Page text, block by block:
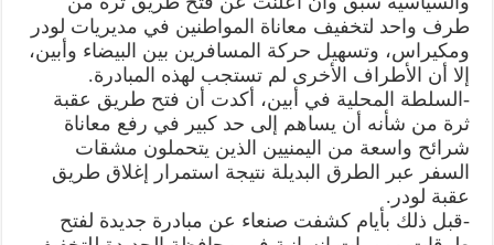
طرف واحد لتخفيف معاناة المواطنين في مديريات لودر
ومكيراس، وتسهيل حركة المسافرين بين البيضاء وأبين،
إلا أن الأطراف الأخرى لم تستجب لهذه المبادرة.
-السلطة المحلية في أبين، أكدت أن فتح طريق عقبة
ثرة من شأنه أن يساهم إلى حد كبير في رفع معاناة
شرائح واسعة من اليمنيين الذين يتحملون مشقات
السفر عبر الطرق البديلة نتيجة استمرار إغلاق طريق
عقبة لودر.
-قبل ذلك بأيام كشفت صنعاء عن مبادرة جديدة لفتح